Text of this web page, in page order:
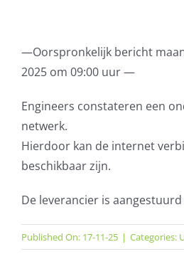
—Oorspronkelijk bericht
2025 om 09:00 uur —
Engineers constateren een
netwerk.
Hierdoor kan de internet
beschikbaar zijn.
De leverancier is
Published On: 17-11-25 | Categories: